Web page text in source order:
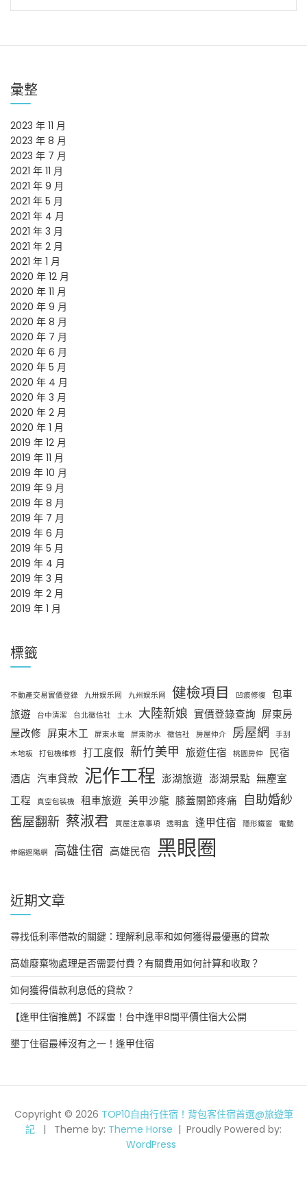
導
覽
彙整
2023 年 11 月
2023 年 8 月
2023 年 7 月
2021 年 11 月
2021 年 9 月
2021 年 5 月
2021 年 4 月
2021 年 3 月
2021 年 2 月
2021 年 1 月
2020 年 12 月
2020 年 11 月
2020 年 9 月
2020 年 8 月
2020 年 7 月
2020 年 6 月
2020 年 5 月
2020 年 4 月
2020 年 3 月
2020 年 2 月
2020 年 1 月
2019 年 12 月
2019 年 11 月
2019 年 10 月
2019 年 9 月
2019 年 8 月
2019 年 7 月
2019 年 6 月
2019 年 5 月
2019 年 4 月
2019 年 3 月
2019 年 2 月
2019 年 1 月
標籤
不動產交易實價登錄 九卅娱乐网 九州娱乐网 健檢項目 凹痕修復
包車
旅遊
台中清潔 台北徵信社 土水 大陸新娘 實價登錄查詢 屏東房
屋改修 屏東木工 屏東水電 屏東防水 徵信社 房屋仲介 房屋網
手刮
木地板
打包機維修 打工度假 新竹美甲 旅遊住宿 桃園房仲
民宿
酒店 汽車貸款 泥作工程 澎湖旅遊 澎湖景點 無塵室
工程
真空包裝機 租車旅遊 美甲沙龍 膝蓋關節疼痛
自助婚紗
舊屋翻新 蔡淑君 買屋注意事項 透明盒 逢甲住宿 隱形鐵窗 電動
伸縮遮陽網 高雄住宿 高雄民宿 黑眼圈
近期文章
尋找低利率借款的關鍵：理解利息率和如何獲得最優惠的貸款
高雄廢棄物處理是否需要付費？有關費用如何計算和收取？
如何獲得借款利息低的貸款？
【逢甲住宿推薦】不踩雷！台中逢甲8間平價住宿大公開
墾丁住宿最棒沒有之一！逢甲住宿
Copyright © 2026 TOP10自由行住宿！背包客住宿首選@旅遊筆
記
Theme by: Theme Horse
Proudly Powered by:
WordPress